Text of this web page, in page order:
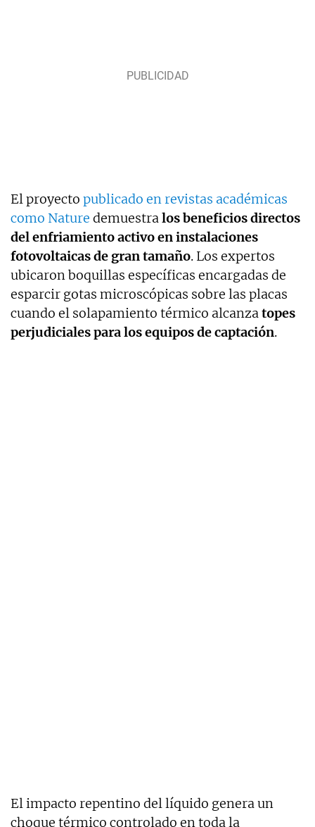
El proyecto publicado en revistas académicas
como Nature demuestralos beneficios directos
del enfriamiento activo en instalaciones
fotovoltaicas de gran tamaño. Los expertos
ubicaron boquillas específicas encargadas de
esparcir gotas microscópicas sobre las placas
cuando el solapamiento térmico alcanzatopes
perjudiciales para los equipos de captación.
El impacto repentino del líquido genera un
choque térmico controlado en toda la